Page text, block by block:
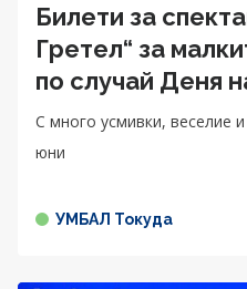
Билети за
Гретел“ за
по случай Деня
С много усмивки, веселие
юни
УМБАЛ Токуда